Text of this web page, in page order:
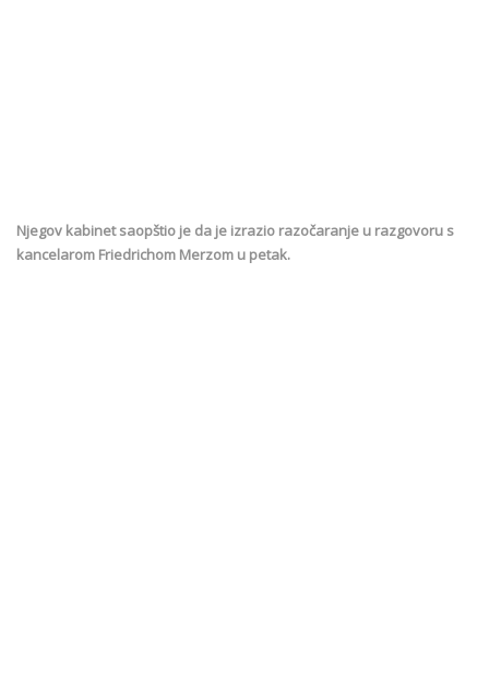
Njegov kabinet saopštio je da je izrazio razočaranje u razgovoru s
kancelarom Friedrichom Merzom u petak.